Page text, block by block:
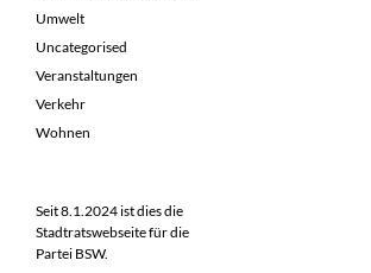
Umwelt
Uncategorised
Veranstaltungen
Verkehr
Wohnen
Seit 8.1.2024 ist dies die
Stadtratswebseite für die
Partei BSW.